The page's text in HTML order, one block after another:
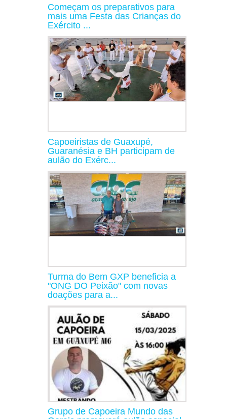
Começam os preparativos para
mais uma Festa das Crianças do
Exército ...
Capoeiristas de Guaxupé,
Guaranésia e BH participam de
aulão do Exérc...
Turma do Bem GXP beneficia a
"ONG DO Peixão" com novas
doações para a...
Grupo de Capoeira Mundo das